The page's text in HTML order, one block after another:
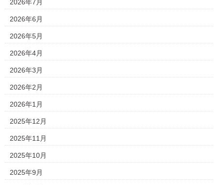
2026年7月
2026年6月
2026年5月
2026年4月
2026年3月
2026年2月
2026年1月
2025年12月
2025年11月
2025年10月
2025年9月